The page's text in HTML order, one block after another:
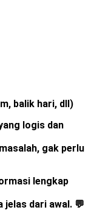
balik hari, dll)
logis dan
gak perlu
lengkap
jelas dari awal. 💬